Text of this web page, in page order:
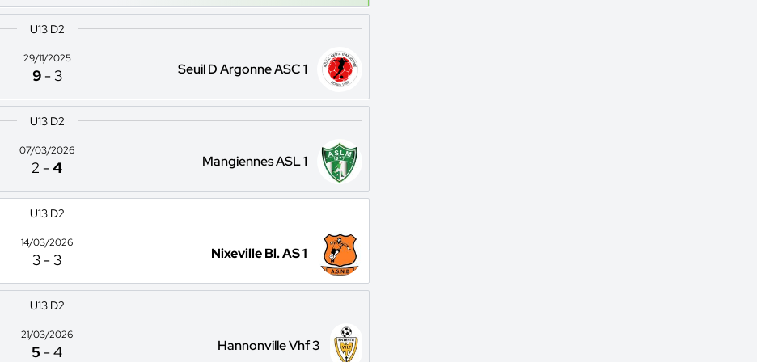
U13 D2
29/11/2025
9 - 3 Seuil D Argonne ASC 1
U13 D2
07/03/2026
2 -4 Mangiennes ASL 1
U13 D2
14/03/2026
3 - 3 Nixeville Bl. AS 1
U13 D2
21/03/2026
5 -4 Hannonville Vhf 3